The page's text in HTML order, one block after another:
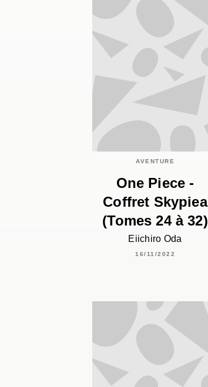
AVENTURE
One Piece -
Coffret Skypiea
(Tomes 24 à 32)
Eiichiro Oda
16/11/2022